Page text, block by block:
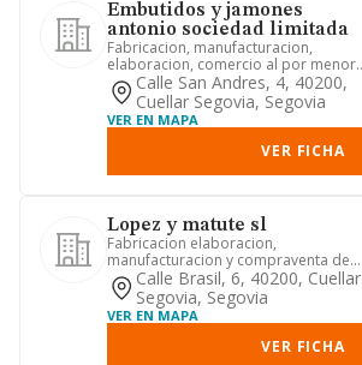
Embutidos y jamones
antonio sociedad limitada
Fabricacion, manufacturacion,
elaboracion, comercio al por menor
de carnes y despojos y productos c...
Calle San Andres, 4, 40200,
Cuellar Segovia, Segovia
VER EN MAPA
VER FICHA
Lopez y matute sl
Fabricacion elaboracion,
manufacturacion y compraventa de
muebles de madera derivados y
similares. ...
Calle Brasil, 6, 40200, Cuellar
Segovia, Segovia
VER EN MAPA
VER FICHA